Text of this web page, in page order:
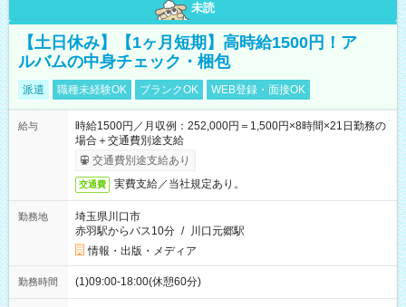
未読
【土日休み】【1ヶ月短期】高時給1500円！ア
ルバムの中身チェック・梱包
派遣 職種未経験OK ブランクOK WEB登録・面接OK
給与
時給1500円／月収例：252,000円＝1,500円×8時間×21日勤務の
場合＋交通費別途支給
交通費別途支給あり
交通費 実費支給／当社規定あり。
勤務地
埼玉県川口市
赤羽駅からバス10分 / 川口元郷駅
情報・出版・メディア
勤務時間 (1)09:00-18:00(休憩60分)